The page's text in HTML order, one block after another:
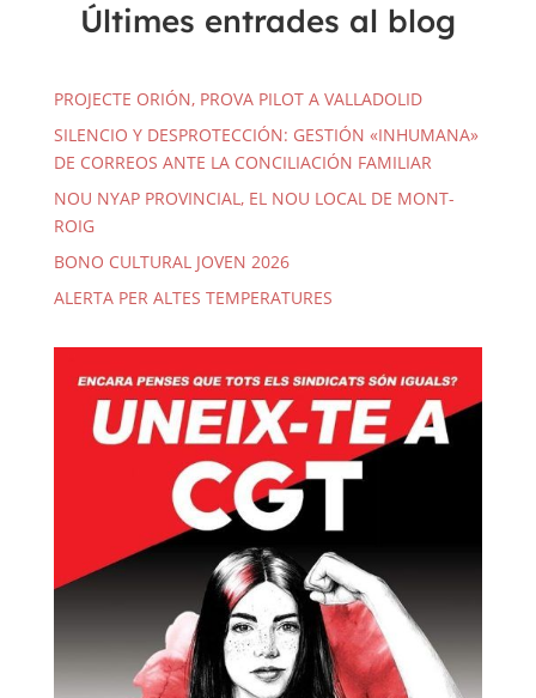
Últimes entrades al blog
PROJECTE ORIÓN, PROVA PILOT A VALLADOLID
SILENCIO Y DESPROTECCIÓN: GESTIÓN «INHUMANA»
DE CORREOS ANTE LA CONCILIACIÓN FAMILIAR
NOU NYAP PROVINCIAL, EL NOU LOCAL DE MONT-
ROIG
BONO CULTURAL JOVEN 2026
ALERTA PER ALTES TEMPERATURES